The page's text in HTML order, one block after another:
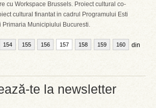
te la newsletter
cu Workspace Brussels. Proiect cultural co-
cultural finantat in cadrul Programului Esti
Primaria Municipiului Bucuresti.
154 155 156 157 158 159 160
din